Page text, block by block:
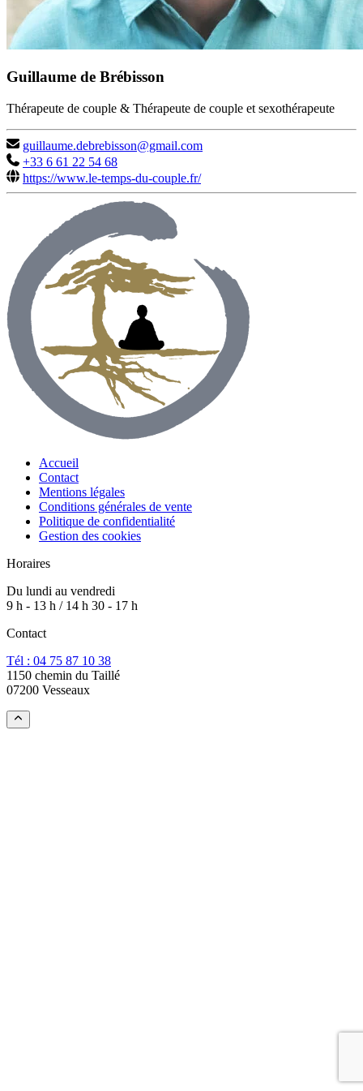
Guillaume de Brébisson
Thérapeute de couple & Thérapeute de couple et sexothérapeute
guillaume.debrebisson@gmail.com
+33 6 61 22 54 68
https://www.le-temps-du-couple.fr/
Accueil
Contact
Mentions légales
Conditions générales de vente
Politique de confidentialité
Gestion des cookies
Horaires
Du lundi au vendredi
9 h - 13 h / 14 h 30 - 17 h
Contact
Tél : 04 75 87 10 38
1150 chemin du Taillé
07200 Vesseaux